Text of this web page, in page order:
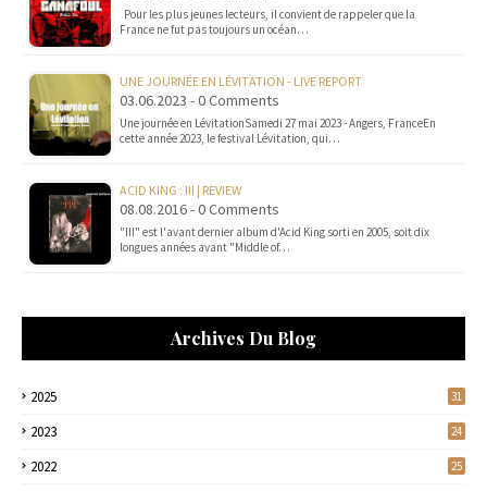
Pour les plus jeunes lecteurs, il convient de rappeler que la
France ne fut pas toujours un océan…
UNE JOURNÉE EN LÉVITATION - LIVE REPORT
03.06.2023 - 0 Comments
Une journée en LévitationSamedi 27 mai 2023 - Angers, FranceEn
cette année 2023, le festival Lévitation, qui…
ACID KING : III | REVIEW
08.08.2016 - 0 Comments
"III" est l'avant dernier album d'Acid King sorti en 2005, soit dix
longues années avant "Middle of…
Archives Du Blog
2025 31
2023 24
2022 25